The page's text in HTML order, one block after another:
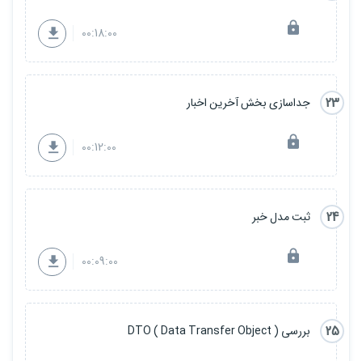
00:18:00
23 جداسازی بخش آخرین اخبار
00:12:00
24 ثبت مدل خبر
00:09:00
25 بررسی DTO ( Data Transfer Object )